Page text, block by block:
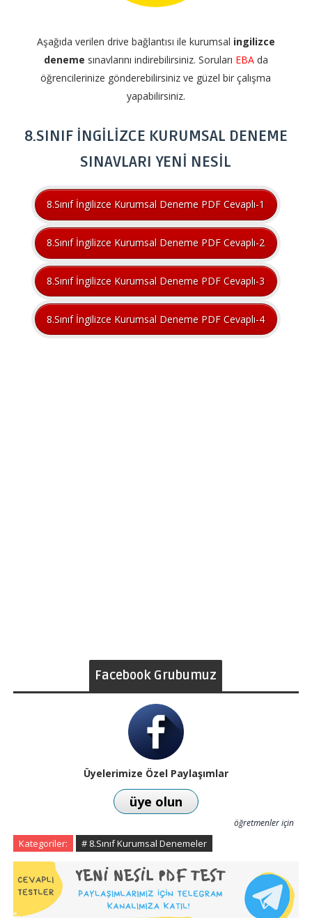
Aşağıda verilen drive bağlantısı ile kurumsal ingilizce
deneme sınavlarını indirebilirsiniz. Soruları EBAda
öğrencilerinize gönderebilirsiniz ve güzel bir çalışma
yapabilirsiniz.
8.SINIF İNGİLİZCE KURUMSAL DENEME
SINAVLARI YENİ NESİL
8.Sınıf İngilizce Kurumsal Deneme PDF Cevaplı-1
8.Sınıf İngilizce Kurumsal Deneme PDF Cevaplı-2
8.Sınıf İngilizce Kurumsal Deneme PDF Cevaplı-3
8.Sınıf İngilizce Kurumsal Deneme PDF Cevaplı-4
Facebook Grubumuz
Üyelerimize Özel Paylaşımlar
üye olun
öğretmenler için
Kategoriler: # 8.Sınıf Kurumsal Denemeler